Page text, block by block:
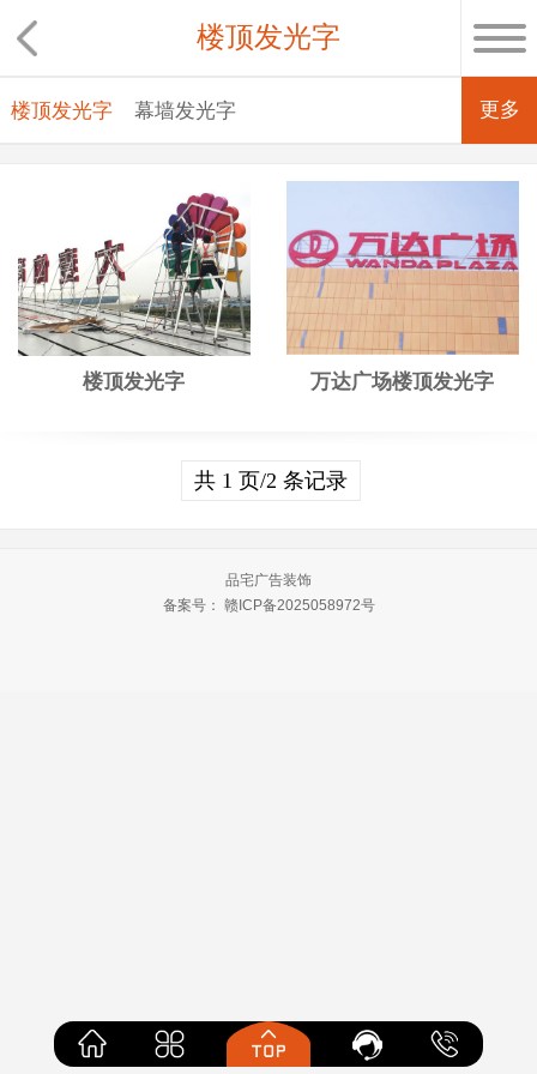
楼顶发光字
楼顶发光字 幕墙发光字 更多
楼顶发光字 万达广场楼顶发光字
共 1 页/2 条记录
品宅广告装饰
备案号：
赣ICP备2025058972号